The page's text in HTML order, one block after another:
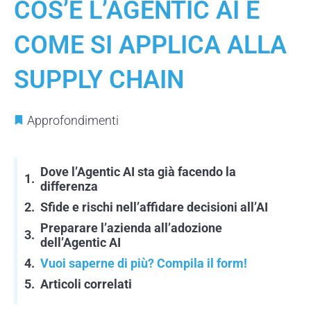
COS’È L’AGENTIC AI E
COME SI APPLICA ALLA
SUPPLY CHAIN
Approfondimenti
Dove l’Agentic AI sta già facendo la
differenza
Sfide e rischi nell’affidare decisioni all’AI
Preparare l’azienda all’adozione
dell’Agentic AI
Vuoi saperne di più? Compila il form!
Articoli correlati